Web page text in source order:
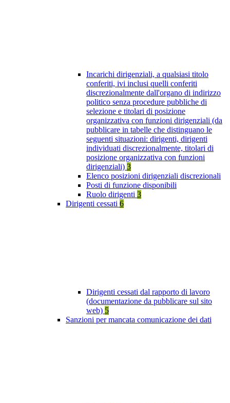
Incarichi dirigenziali, a qualsiasi titolo
conferiti, ivi inclusi quelli conferiti
discrezionalmente dall'organo di indirizzo
politico senza procedure pubbliche di
selezione e titolari di posizione
organizzativa con funzioni dirigenziali (da
pubblicare in tabelle che distinguano le
seguenti situazioni: dirigenti, dirigenti
individuati discrezionalmente, titolari di
posizione organizzativa con funzioni
dirigenziali) 3
Elenco posizioni dirigenziali discrezionali
Posti di funzione disponibili
Ruolo dirigenti 3
Dirigenti cessati 6
Dirigenti cessati dal rapporto di lavoro
(documentazione da pubblicare sul sito
web) 5
Sanzioni per mancata comunicazione dei dati